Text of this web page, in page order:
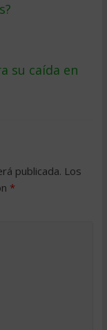
su caída en
publicada. Los
*